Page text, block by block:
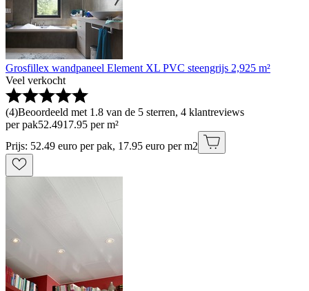
Grosfillex wandpaneel Element XL PVC steengrijs 2,925 m²
Veel verkocht
(4)Beoordeeld met 1.8 van de 5 sterren, 4 klantreviews
per pak52.4917.95 per m²
Prijs: 52.49 euro per pak, 17.95 euro per m2